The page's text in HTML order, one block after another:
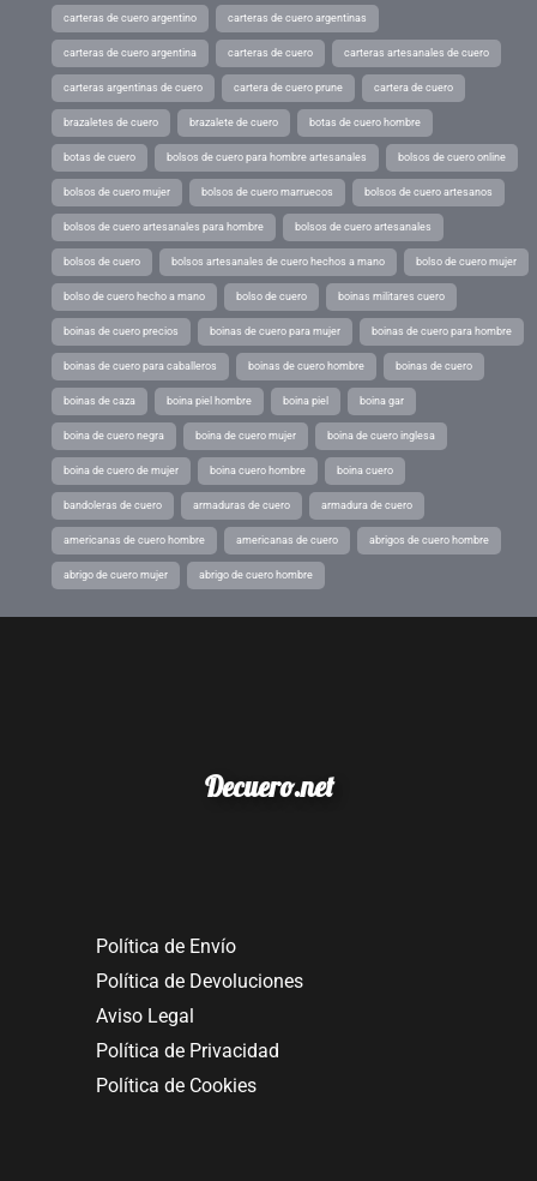
carteras de cuero argentino carteras de cuero argentinas
carteras de cuero argentina carteras de cuero carteras artesanales de cuero
carteras argentinas de cuero cartera de cuero prune cartera de cuero
brazaletes de cuero brazalete de cuero botas de cuero hombre
botas de cuero bolsos de cuero para hombre artesanales bolsos de cuero online
bolsos de cuero mujer bolsos de cuero marruecos bolsos de cuero artesanos
bolsos de cuero artesanales para hombre bolsos de cuero artesanales
bolsos de cuero bolsos artesanales de cuero hechos a mano bolso de cuero mujer
bolso de cuero hecho a mano bolso de cuero boinas militares cuero
boinas de cuero precios boinas de cuero para mujer boinas de cuero para hombre
boinas de cuero para caballeros boinas de cuero hombre boinas de cuero
boinas de caza boina piel hombre boina piel boina gar
boina de cuero negra boina de cuero mujer boina de cuero inglesa
boina de cuero de mujer boina cuero hombre boina cuero
bandoleras de cuero armaduras de cuero armadura de cuero
americanas de cuero hombre americanas de cuero abrigos de cuero hombre
abrigo de cuero mujer abrigo de cuero hombre
Decuero.net
Política de Envío
Política de Devoluciones
Aviso Legal
Política de Privacidad
Política de Cookies